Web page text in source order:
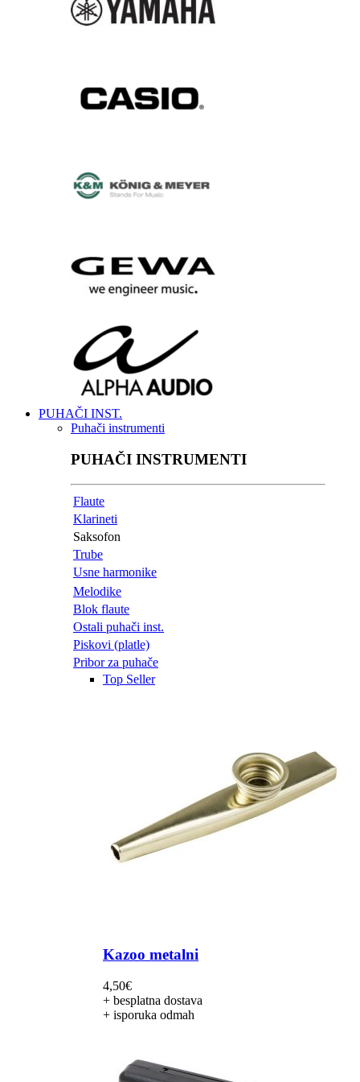
PUHAČI INST.
Puhači instrumenti
PUHAČI INSTRUMENTI
Flaute
Klarineti
Saksofon
Trube
Usne harmonike
Melodike
Blok flaute
Ostali puhači inst.
Piskovi (platle)
Pribor za puhače
Top Seller
Kazoo metalni
4,50€
+ besplatna dostava
+ isporuka odmah